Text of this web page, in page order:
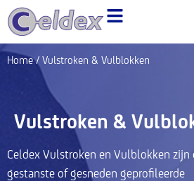
naar
de
inhoud
Home/ Vulstroken & Vulblokken
Vulstroken &
Celdex Vulstroken en Vulblokken zijn
gestanste of gesneden geprofileerde